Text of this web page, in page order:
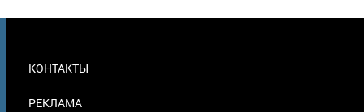
В
КОНТАКТЫ
РЕКЛАМА